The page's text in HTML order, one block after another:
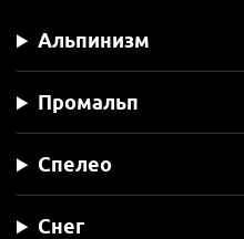
Альпинизм
Промальп
Спелео
Снег